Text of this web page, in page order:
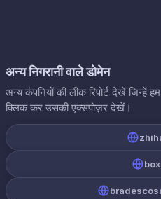
अन्य निगरानी वाले डोमेन
अन्य कंपनियों की लीक रिपोर्ट देखें जिन्हें
क्लिक कर उसकी एक्सपोज़र देखें।